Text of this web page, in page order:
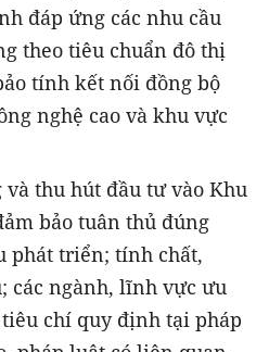
đáp ứng các nhu cầu
theo tiêu chuẩn đô thị
tính kết nối đồng bộ
nghệ cao và khu vực
thu hút đầu tư vào Khu
bảo tuân thủ đúng
phát triển; tính chất,
các ngành, lĩnh vực ưu
chí quy định tại pháp